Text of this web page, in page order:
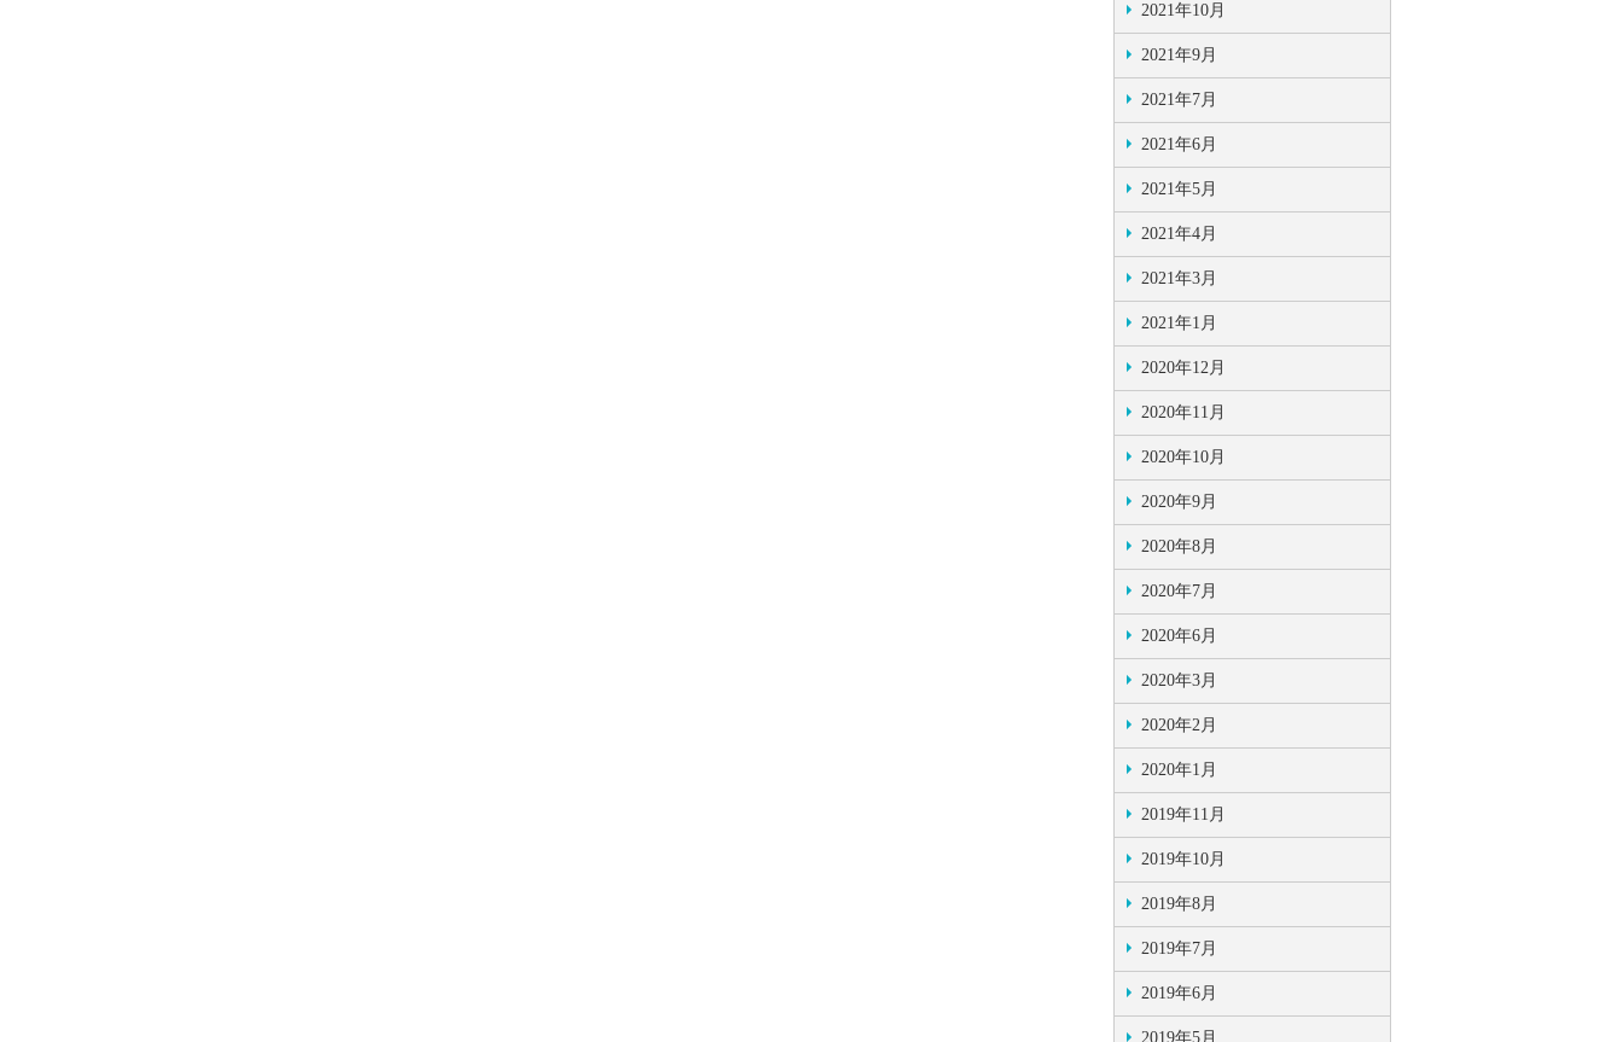
2021年10月
2021年9月
2021年7月
2021年6月
2021年5月
2021年4月
2021年3月
2021年1月
2020年12月
2020年11月
2020年10月
2020年9月
2020年8月
2020年7月
2020年6月
2020年3月
2020年2月
2020年1月
2019年11月
2019年10月
2019年8月
2019年7月
2019年6月
2019年5月